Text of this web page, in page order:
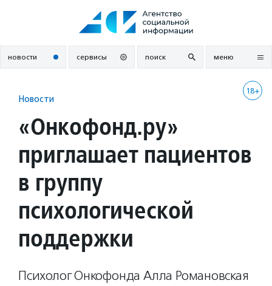
новости сервисы поиск меню
18+
Новости
«Онкофонд.ру»
приглашает пациентов
в группу
психологической
поддержки
Психолог Онкофонда Алла Романовская